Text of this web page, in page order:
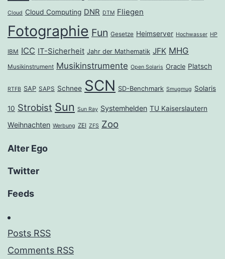
Cloud Cloud Computing DNR DTM Fliegen
Fotographie Fun Gesetze Heimserver Hochwasser HP
IBM ICC IT-Sicherheit Jahr der Mathematik JFK MHG
Musikinstrument Musikinstrumente Open Solaris Oracle Platsch
RTFB SAP SAPS Schnee SCN SD-Benchmark Smugmug Solaris
10 Strobist Sun Sun Ray Systemhelden TU Kaiserslautern
Weihnachten Werbung ZEI ZFS Zoo
Alter Ego
Twitter
Feeds
Posts RSS
Comments RSS